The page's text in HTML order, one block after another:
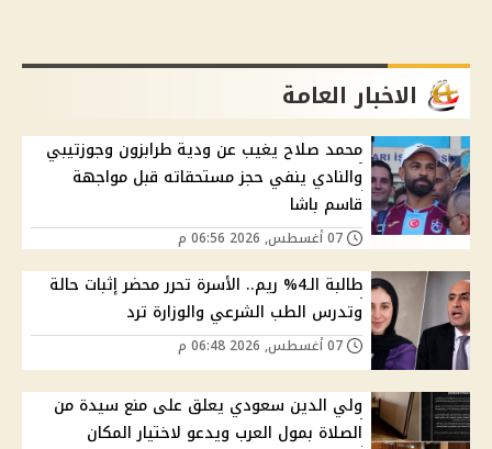
الاخبار العامة
محمد صلاح يغيب عن ودية طرابزون وجوزتيبي
والنادي ينفي حجز مستحقاته قبل مواجهة
قاسم باشا
طالبة الـ4% ريم.. الأسرة تحرر محضر إثبات حالة
وتدرس الطب الشرعي والوزارة ترد
ولي الدين سعودي يعلق على منع سيدة من
الصلاة بمول العرب ويدعو لاختيار المكان